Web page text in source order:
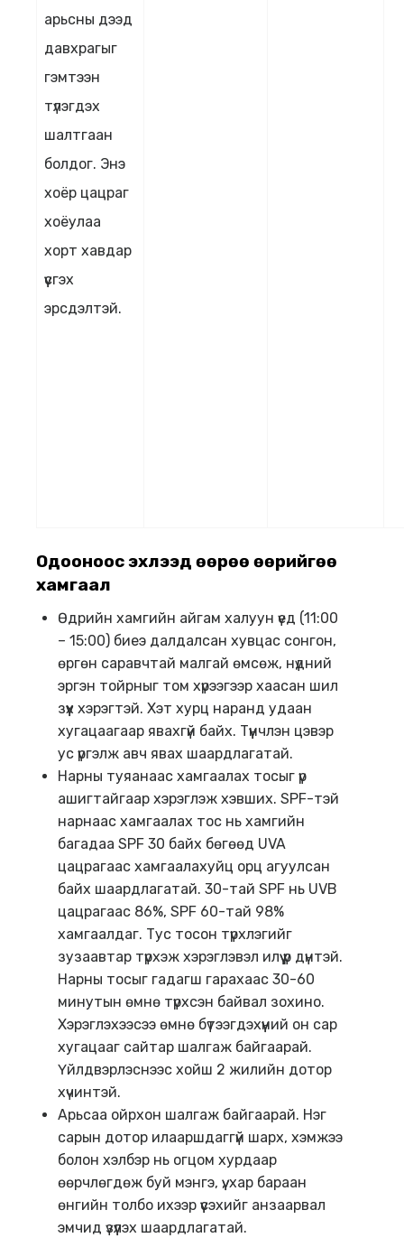
арьсны дээд
давхрагыг
гэмтээн
түлэгдэх
шалтгаан
болдог. Энэ
хоёр цацраг
хоёулаа
хорт хавдар
үүсгэх
эрсдэлтэй.
Одооноос эхлээд өөрөө өөрийгөө
хамгаал
Өдрийн хамгийн айгам халуун үед (11:00
– 15:00) биеэ далдалсан хувцас сонгон,
өргөн саравчтай малгай өмсөж, нүдний
эргэн тойрныг том хүрээгээр хаасан шил
зүүх хэрэгтэй. Хэт хурц наранд удаан
хугацаагаар явахгүй байх. Түүнчлэн цэвэр
ус үргэлж авч явах шаардлагатай.
Нарны туяанаас хамгаалах тосыг үр
ашигтайгаар хэрэглэж хэвших. SPF-тэй
нарнаас хамгаалах тос нь хамгийн
багадаа SPF 30 байх бөгөөд UVA
цацрагаас хамгаалахуйц орц агуулсан
байх шаардлагатай. 30-тай SPF нь UVB
цацрагаас 86%, SPF 60-тай 98%
хамгаалдаг. Тус тосон түрхлэгийг
зузаавтар түрхэж хэрэглэвэл илүү үр дүнтэй.
Нарны тосыг гадагш гарахаас 30-60
минутын өмнө түрхсэн байвал зохино.
Хэрэглэхээсээ өмнө бүтээгдэхүүний он сар
хугацааг сайтар шалгаж байгаарай.
Үйлдвэрлэснээс хойш 2 жилийн дотор
хүчинтэй.
Арьсаа ойрхон шалгаж байгаарай. Нэг
сарын дотор илааршдаггүй шарх, хэмжээ
болон хэлбэр нь огцом хурдаар
өөрчлөгдөж буй мэнгэ, үү, хар бараан
өнгийн толбо ихээр үүсэхийг анзаарвал
эмчид үзүүлэх шаардлагатай.